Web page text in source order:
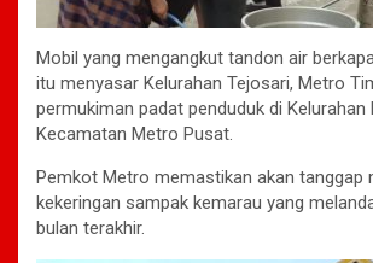
Mobil yang mengangkut tandon air
itu menyasar Kelurahan Tejosari, Metro
permukiman padat penduduk di Kelurahan
Kecamatan Metro Pusat.
Pemkot Metro memastikan akan tanggap
kekeringan sampak kemarau yang
bulan terakhir.